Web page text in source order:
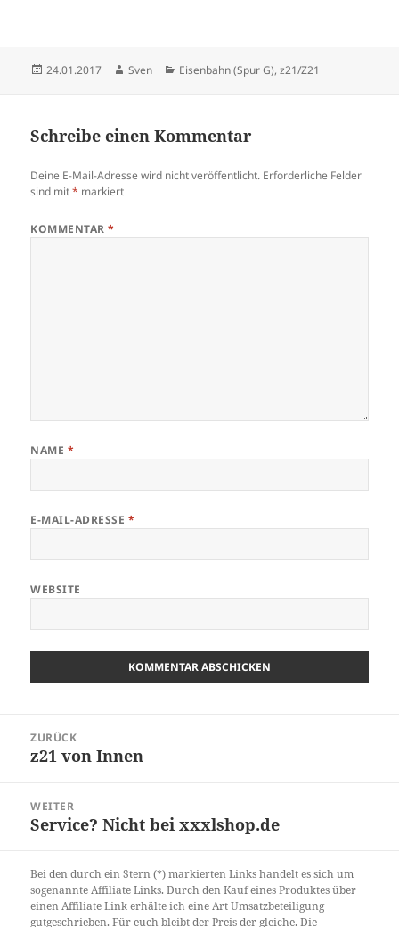
Veröffentlicht
24.01.2017 Autor
Sven Kategorien
Eisenbahn (Spur G),z21/Z21
Schreibe einen Kommentar
Deine E-Mail-Adresse wird nicht veröffentlicht. Erforderliche Felder
sind mit* markiert
KOMMENTAR*
NAME *
E-MAIL-ADRESSE *
WEBSITE
ZURÜCK
Vorheriger
z21 von Innen
WEITER
Nächster
Service? Nicht bei xxxlshop.de
Bei den durch ein Stern (*) markierten Links handelt es sich um
sogenannte Affiliate Links. Durch den Kauf eines Produktes über
einen Affiliate Link erhälte ich eine Art Umsatzbeteiligung
gutgeschrieben. Für euch bleibt der Preis der gleiche. Die